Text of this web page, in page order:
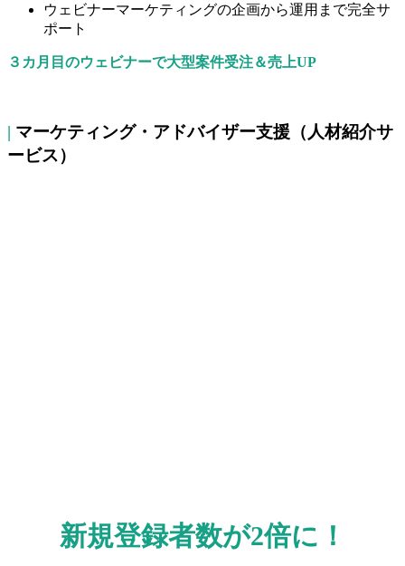
ウェビナーマーケティングの企画から運用まで完全サ
ポート
３カ月目のウェビナーで大型案件受注＆売上UP
| マーケティング・アドバイザー支援（人材紹介サ
ービス）
新規登録者数が2倍に！